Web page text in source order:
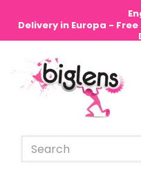
Delivery in Europa -